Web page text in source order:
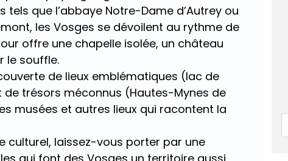
que l’abbaye Notre-Dame d’Autrey ou
les Vosges se dévoilent au rythme de
offre une chapelle isolée, un château
le souffle.
de lieux emblématiques (lac de
trésors méconnus (Hautes-Mynes de
musées et autres lieux qui racontent la
culturel, laissez-vous porter par une